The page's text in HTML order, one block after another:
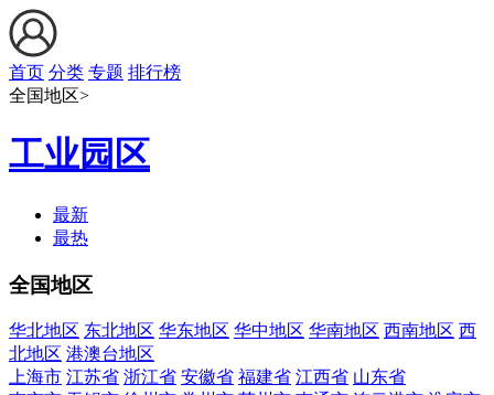
首页 分类 专题 排行榜
全国地区>
工业园区
最新
最热
全国地区
华北地区 东北地区 华东地区 华中地区 华南地区 西南地区 西
北地区 港澳台地区
上海市 江苏省 浙江省 安徽省 福建省 江西省 山东省